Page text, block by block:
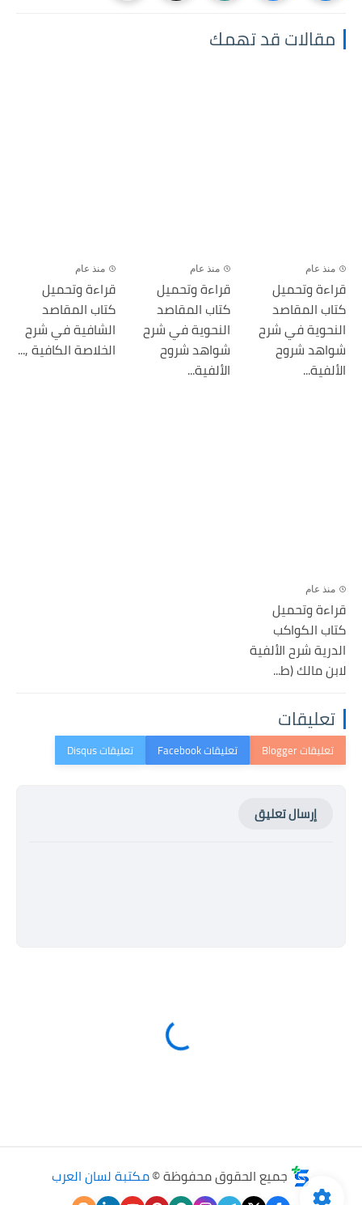
مقالات قد تهمك
منذ عام
قراءة وتحميل
كتاب المقاصد
النحوية في شرح
شواهد شروح
الألفية...
منذ عام
قراءة وتحميل
كتاب المقاصد
النحوية في شرح
شواهد شروح
الألفية...
منذ عام
قراءة وتحميل
كتاب المقاصد
الشافية في شرح
الخلاصة الكافية ,...
منذ عام
قراءة وتحميل
كتاب الكواكب
الدرية شرح الألفية
لابن مالك (ط...
تعليقات
إرسال تعليق
جميع الحقوق محفوظة ©مكتبة لسان العرب